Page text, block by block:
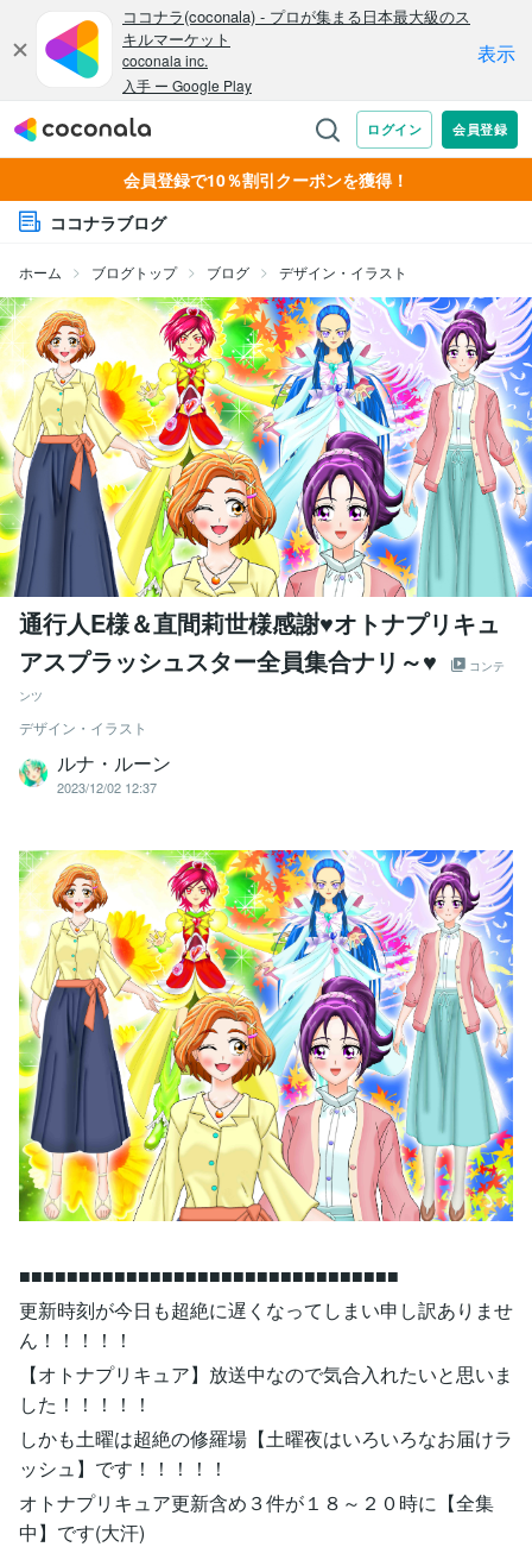
会員登録で10％割引クーポンを獲得！
ココナラブログ
ホーム ブログトップ ブログ デザイン・イラスト
通行人E様＆直間莉世様感謝♥オトナプリキュ
アスプラッシュスター全員集合ナリ～♥
コンテ
ンツ
デザイン・イラスト
ルナ・ルーン
2023/12/02 12:37
■■■■■■■■■■■■■■■■■■■■■■■■■■■■■■■■
更新時刻が今日も超絶に遅くなってしまい申し訳ありませ
ん！！！！！
【オトナプリキュア】放送中なので気合入れたいと思いま
した！！！！！
しかも土曜は超絶の修羅場【土曜夜はいろいろなお届けラ
ッシュ】です！！！！！
オトナプリキュア更新含め３件が１８～２０時に【全集
中】です(大汗)